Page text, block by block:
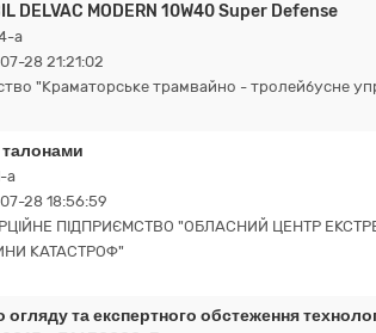
DELVAC MODERN 10W40 Super Defense
a
28 21:21:02
"Краматорське трамвайно - тролейбусне
a
28 18:56:59
ПІДПРИЄМСТВО "ОБЛАСНИЙ ЦЕНТР
КАТАСТРОФ"
огляду та експертного обстеження